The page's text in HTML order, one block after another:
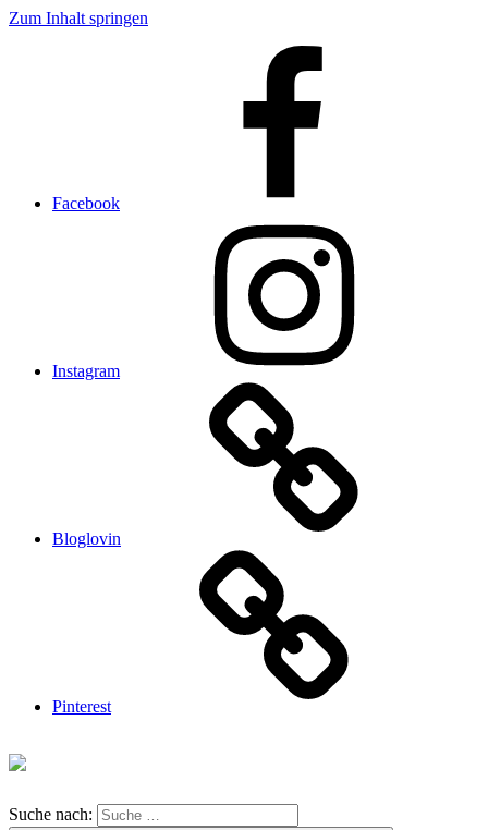
Zum Inhalt springen
Facebook
Instagram
Bloglovin
Pinterest
Suche nach: